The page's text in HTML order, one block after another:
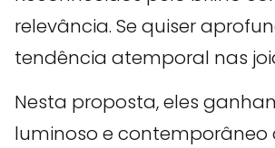
relevância. Se quiser
tendência atemporal nas
Nesta proposta, eles
luminoso e contemporâneo